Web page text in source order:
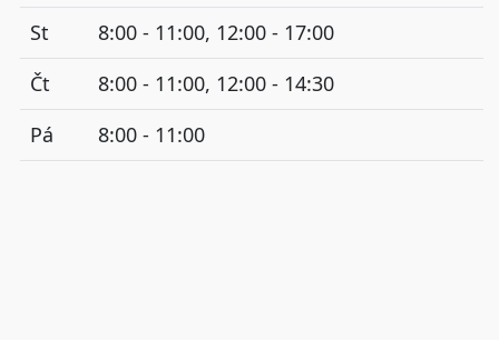
St
8:00 - 11:00, 12:00 - 17:00
Čt
8:00 - 11:00, 12:00 - 14:30
Pá
8:00 - 11:00